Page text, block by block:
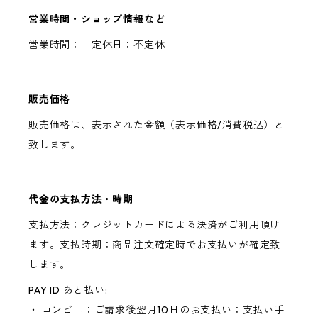
営業時間・ショップ情報など
営業時間： 定休日：不定休
販売価格
販売価格は、表示された金額（表示価格/消費税込）と
致します。
代金の支払方法・時期
支払方法：クレジットカードによる決済がご利用頂け
ます。支払時期：商品注文確定時でお支払いが確定致
します。
PAY ID あと払い:
・ コンビニ：ご請求後翌月10日のお支払い：支払い手